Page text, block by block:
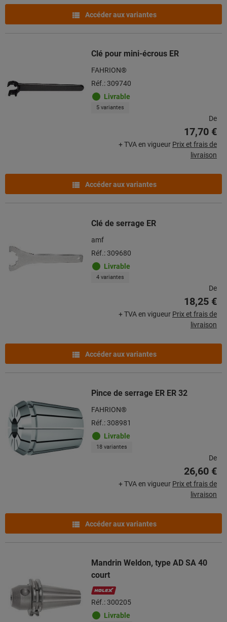
Accéder aux variantes
Clé pour mini-écrous ER
FAHRION®
Réf.: 309740
Livrable
5 variantes
De
17,70 €
+ TVA en vigueur Prix et frais de
livraison
Accéder aux variantes
Clé de serrage ER
amf
Réf.: 309680
Livrable
4 variantes
De
18,25 €
+ TVA en vigueur Prix et frais de
livraison
Accéder aux variantes
Pince de serrage ER ER 32
FAHRION®
Réf.: 308981
Livrable
18 variantes
De
26,60 €
+ TVA en vigueur Prix et frais de
livraison
Accéder aux variantes
Mandrin Weldon, type AD SA 40
court
Réf.: 300205
Livrable